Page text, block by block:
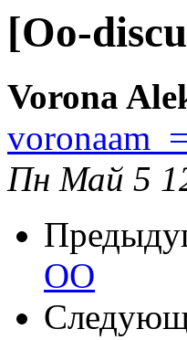
[Oo-
Vorona
Пн Май 5
ОО